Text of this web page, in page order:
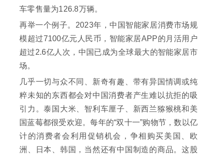
车零售量为126.8万辆。
再举一个例子。2023年，中国智能家居消费市场规
模超过7100亿元人民币，智能家居APP的月活用户
超过2.6亿人次，中国已成为全球最大的智能家居市
场。
几乎一切与众不同、新奇有趣、带有异国情调或纯
粹未知的东西都会对中国消费者产生难以抗拒的吸
引力。泰国大米、智利车厘子、新西兰猕猴桃和美
国蓝莓都很受欢迎。每年的“双十一”购物节，数以亿
计的消费者会利用促销机会，争相购买美国、欧
洲、日本、韩国，当然还有中国制造的商品。这股